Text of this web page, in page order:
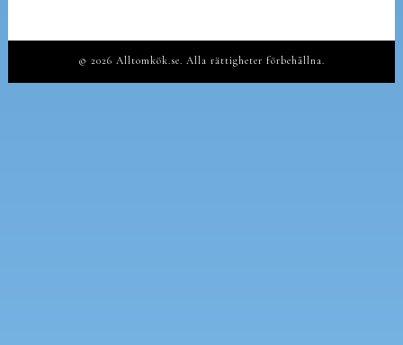
© 2026 Alltomkök.se. Alla rättigheter förbehållna.